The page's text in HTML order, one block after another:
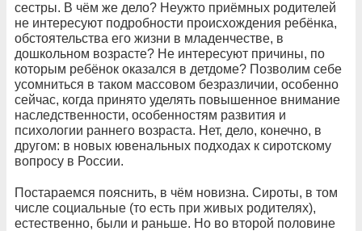
сестры. В чём же дело? Неужто приёмных родителей
не интересуют подробности происхождения ребёнка,
обстоятельства его жизни в младенчестве, в
дошкольном возрасте? Не интересуют причины, по
которым ребёнок оказался в детдоме? Позволим себе
усомниться в таком массовом безразличии, особенно
сейчас, когда принято уделять повышенное внимание
наследственности, особенностям развития и
психологии раннего возраста. Нет, дело, конечно, в
другом: в новых ювенальных подходах к сиротскому
вопросу в России.
Постараемся пояснить, в чём новизна. Сироты, в том
числе социальные (то есть при живых родителях),
естественно, были и раньше. Но во второй половине